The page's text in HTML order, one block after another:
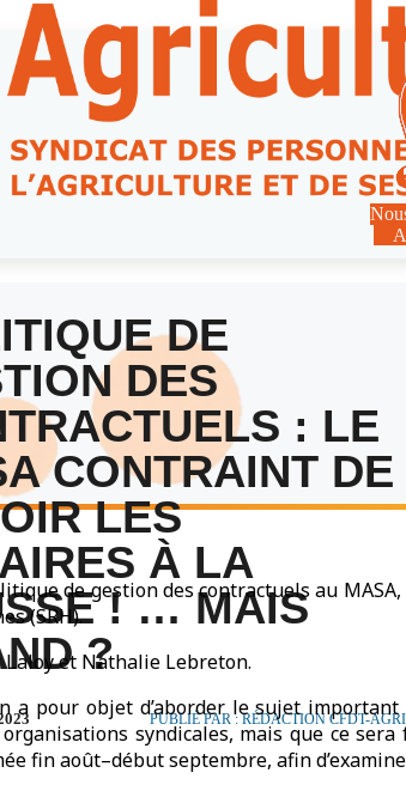
DE
DES
: LE
CONTRAINT DE
LES
À LA
! … MAIS
?
PUBLIÉ PAR : RÉDACTION CFDT-
de gestion des contractuels au
(SRH).
Laloy et Nathalie Lebreton.
a pour objet d’aborder le sujet
syndicales, mais que ce
fin août–début septembre, afin